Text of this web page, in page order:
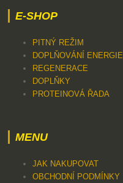
E-SHOP
PITNÝ REŽIM
DOPLŇOVÁNÍ ENERGIE
REGENERACE
DOPLŇKY
PROTEINOVÁ ŘADA
MENU
JAK NAKUPOVAT
OBCHODNÍ PODMÍNKY